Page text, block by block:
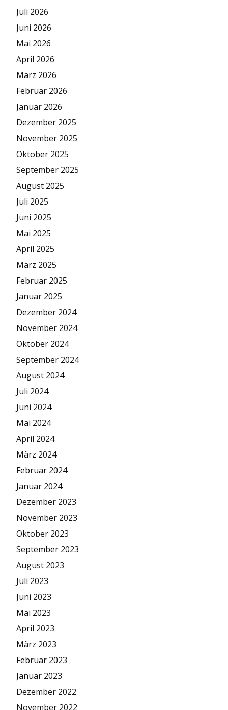
Juli 2026
Juni 2026
Mai 2026
April 2026
März 2026
Februar 2026
Januar 2026
Dezember 2025
November 2025
Oktober 2025
September 2025
August 2025
Juli 2025
Juni 2025
Mai 2025
April 2025
März 2025
Februar 2025
Januar 2025
Dezember 2024
November 2024
Oktober 2024
September 2024
August 2024
Juli 2024
Juni 2024
Mai 2024
April 2024
März 2024
Februar 2024
Januar 2024
Dezember 2023
November 2023
Oktober 2023
September 2023
August 2023
Juli 2023
Juni 2023
Mai 2023
April 2023
März 2023
Februar 2023
Januar 2023
Dezember 2022
November 2022